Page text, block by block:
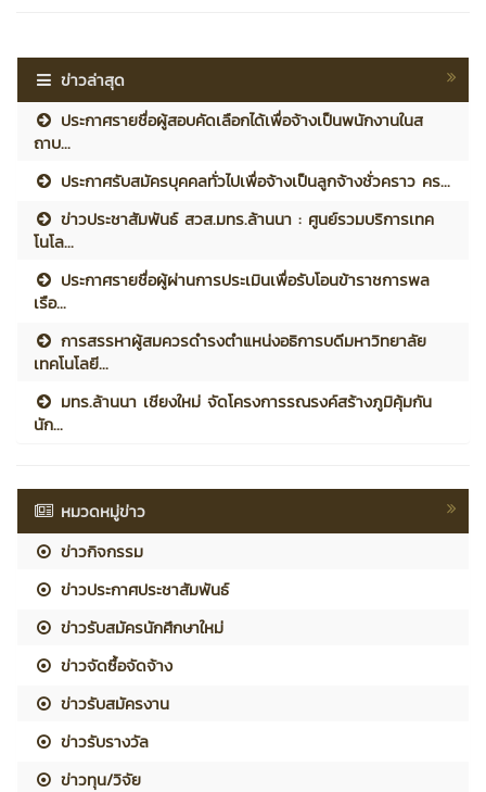
ข่าวล่าสุด
ประกาศรายชื่อผู้สอบคัดเลือกได้เพื่อจ้างเป็นพนักงานในส
ถาบ...
ประกาศรับสมัครบุคคลทั่วไปเพื่อจ้างเป็นลูกจ้างชั่วคราว คร...
ข่าวประชาสัมพันธ์ สวส.มทร.ล้านนา : ศูนย์รวมบริการเทค
โนโล...
ประกาศรายชื่อผู้ผ่านการประเมินเพื่อรับโอนข้าราชการพล
เรือ...
การสรรหาผู้สมควรดำรงตำแหน่งอธิการบดีมหาวิทยาลัย
เทคโนโลยี...
มทร.ล้านนา เชียงใหม่ จัดโครงการรณรงค์สร้างภูมิคุ้มกัน
นัก...
หมวดหมู่ข่าว
ข่าวกิจกรรม
ข่าวประกาศประชาสัมพันธ์
ข่าวรับสมัครนักศึกษาใหม่
ข่าวจัดซื้อจัดจ้าง
ข่าวรับสมัครงาน
ข่าวรับรางวัล
ข่าวทุน/วิจัย